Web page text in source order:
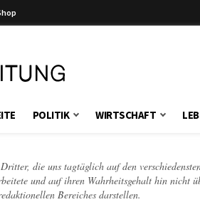
POLITIK WIRTSCHAFT
die uns tagtäglich auf den
und auf ihren Wahrheitsgehalt hin nicht
Bereiches darstellen.